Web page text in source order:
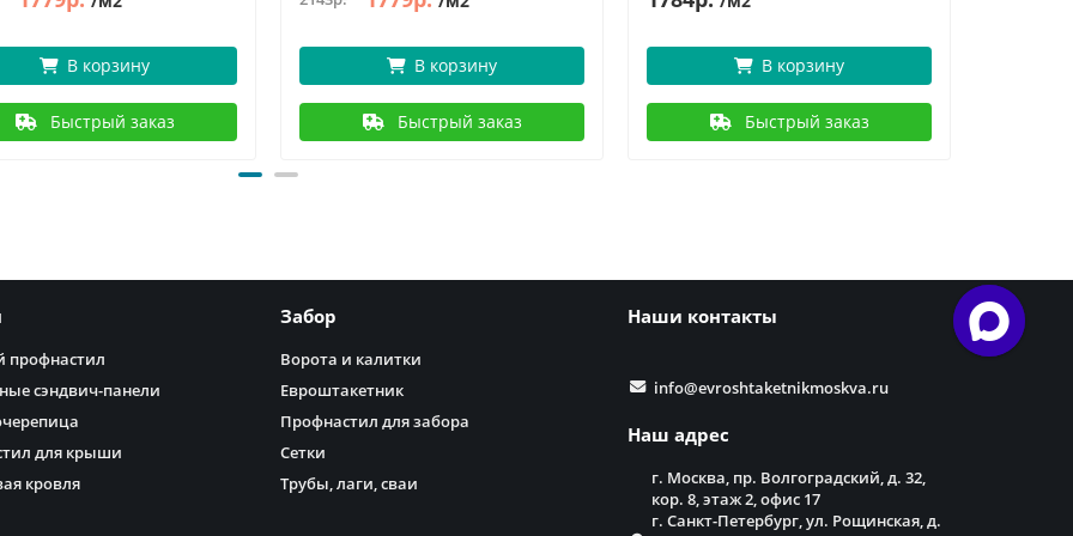
В корзину
Быстрый заказ
В корзину
Быстрый заказ
В корзину
Быстрый заказ
профнастил
сэндвич-панели
для крыши
кровля
Забор
Ворота и калитки
Евроштакетник
Профнастил для забора
Сетки
Трубы, лаги, сваи
Наши контакты
info@evroshtaketnikmoskva.ru
Наш адрес
г. Москва, пр. Волгоградский, д. 32,
кор. 8, этаж 2, офис 17
г. Санкт-Петербург, ул. Рощинская, д.